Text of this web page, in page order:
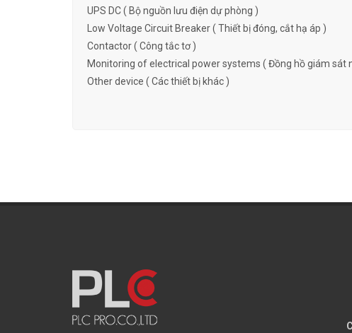
UPS DC ( Bộ nguồn lưu điện dự phòng )
Low Voltage Circuit Breaker ( Thiết bị đóng, cắt hạ áp )
Contactor ( Công tắc tơ )
Monitoring of electrical power systems ( Đồng hồ giám sát
Other device ( Các thiết bị khác )